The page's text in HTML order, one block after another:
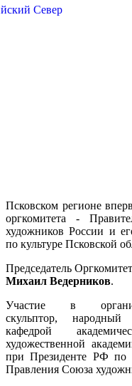
Псковском регионе
оргкомитета -
художников России и
по культуре Псковской
Председатель
Михаил Ведерников.
Участие в
скульптор,
кафедрой
художественной
при Президенте РФ по
Правления Союза